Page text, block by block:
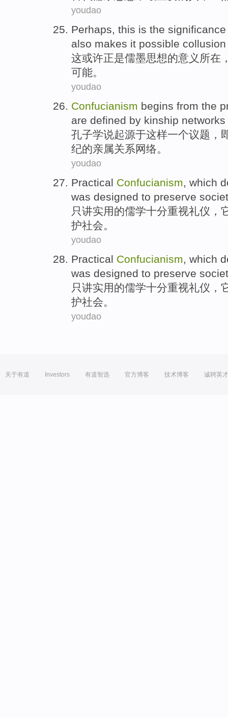
youdao
Perhaps, this is the significance
also makes it possible collusion
这或许正是儒墨思想的意义 所在
可能。
youdao
Confucianism begins from the
are defined by kinship networks
孔子学说起源于这样一个议题，
纪的亲属关系网络。
youdao
Practical Confucianism, which
was designed to preserve
只讲实用的儒学十分重视礼仪 ，
护社会。
youdao
Practical Confucianism which
was designed to preserve
只讲实用的儒学十分重视礼仪 ，
护社会 。
youdao
关于有道 Investors 有道智选 官方博客 技术博客 诚聘英才